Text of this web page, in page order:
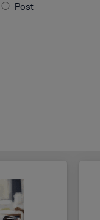
Post